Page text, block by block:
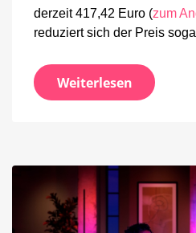
derzeit 417,42 Euro (zum
reduziert sich der Preis
Weiterlesen